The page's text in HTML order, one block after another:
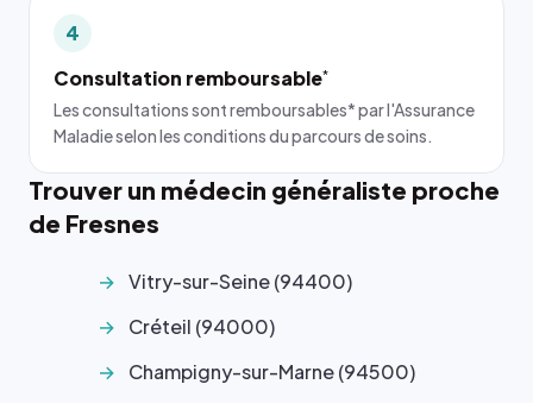
4
Consultation remboursable*
Les consultations sont remboursables* par l'Assurance
Maladie selon les conditions du parcours de soins.
Trouver un médecin généraliste proche
de Fresnes
Vitry-sur-Seine (94400)
Créteil (94000)
Champigny-sur-Marne (94500)